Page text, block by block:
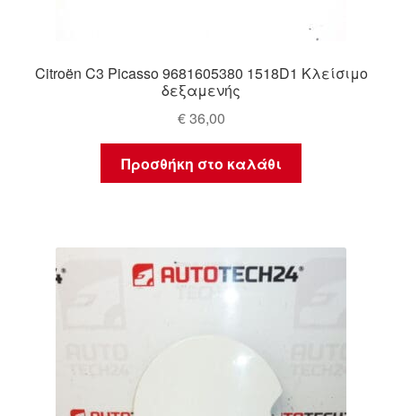
Citroën C3 Picasso 9681605380 1518D1 Κλείσιμο
δεξαμενής
€36,00
Προσθήκη στο καλάθι